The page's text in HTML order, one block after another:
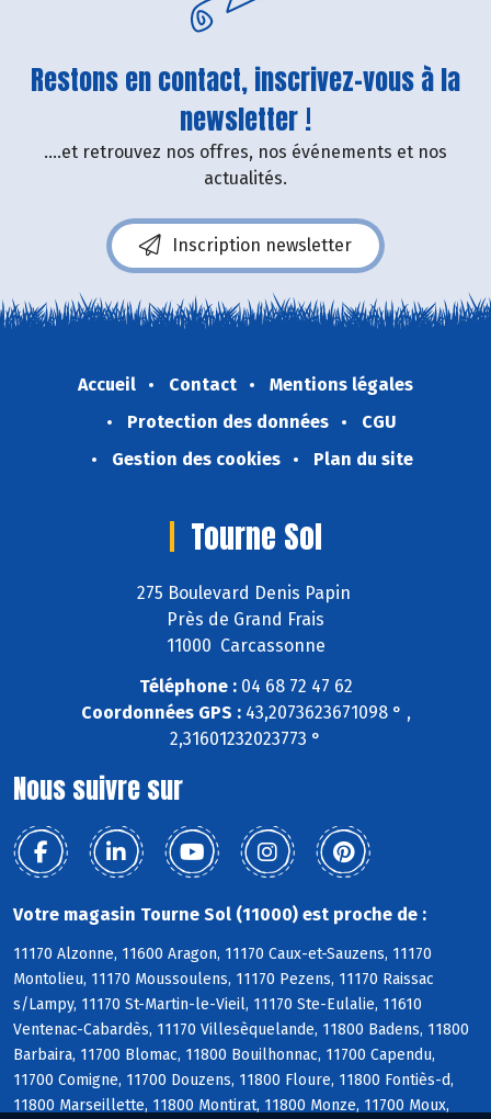
Restons en contact, inscrivez-vous à la
newsletter !
....et retrouvez nos offres, nos événements et nos
actualités.
Inscription newsletter
Accueil Contact
Mentions légales
Protection des données
CGU
Gestion des cookies
Plan du site
Tourne Sol
275 Boulevard Denis Papin
Près de Grand Frais
11000 Carcassonne
Téléphone :04 68 72 47 62
Coordonnées GPS :43,2073623671098 ° ,
2,31601232023773 °
Nous suivre sur
Votre magasin Tourne Sol (11000) est proche de :
11170 Alzonne, 11600 Aragon, 11170 Caux-et-Sauzens, 11170
Montolieu, 11170 Moussoulens, 11170 Pezens, 11170 Raissac
s/Lampy, 11170 St-Martin-le-Vieil, 11170 Ste-Eulalie, 11610
Ventenac-Cabardès, 11170 Villesèquelande, 11800 Badens, 11800
Barbaira, 11700 Blomac, 11800 Bouilhonnac, 11700 Capendu,
11700 Comigne, 11700 Douzens, 11800 Floure, 11800 Fontiès-d,
11800 Marseillette, 11800 Montirat, 11800 Monze, 11700 Moux,